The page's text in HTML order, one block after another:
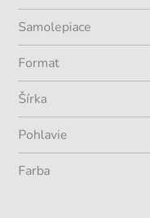
Samolepiace
Format
Šírka
Pohlavie
Farba